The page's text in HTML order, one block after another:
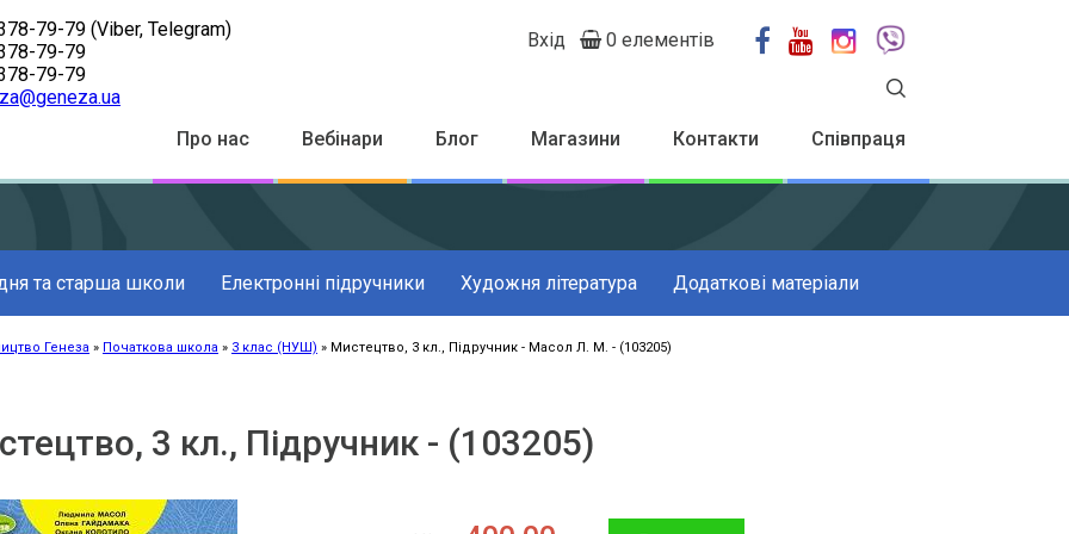
79-79 (Viber, Telegram)
79-79
79-79
menu
Вхід 0 елементів
Top
Menu
Про нас Вебінари Блог Магазини Контакти Співпраця
та старша школи Електронні підручники Художня література Додаткові матеріали
Генеза Початкова школа 3 клас (НУШ) Мистецтво, 3 кл., Підручник - Масол Л. М. - (103205)
3 кл., Підручник - (103205)